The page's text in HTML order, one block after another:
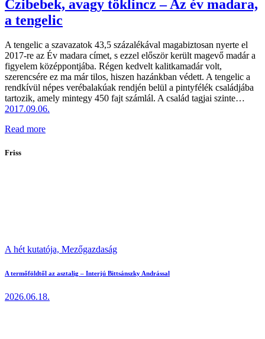
Czibebek, avagy töklincz – Az év madara,
a tengelic
A tengelic a szavazatok 43,5 százalékával magabiztosan nyerte el
2017-re az Év madara címet, s ezzel először került magevő madár a
figyelem középpontjába. Régen kedvelt kalitkamadár volt,
szerencsére ez ma már tilos, hiszen hazánkban védett. A tengelic a
rendkívül népes verébalakúak rendjén belül a pintyfélék családjába
tartozik, amely mintegy 450 fajt számlál. A család tagjai szinte…
2017.09.06.
Read more
Friss
A hét kutatója, Mezőgazdaság
A termőföldtől az asztalig – Interjú Bittsánszky Andrással
2026.06.18.